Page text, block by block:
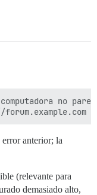
no
error anterior; la
(relevante para
demasiado alto,